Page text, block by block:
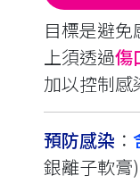
目標是避
上須透過傷
加以控制感
預防感染 ∶
銀離子軟膏)